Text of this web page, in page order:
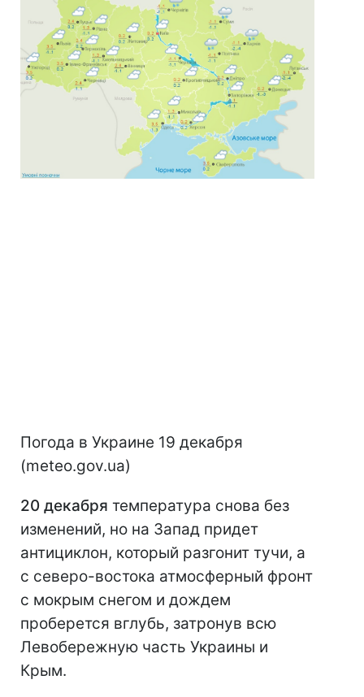
Погода в Украине 19 декабря
(meteo.gov.ua)
20 декабря температура снова без
изменений, но на Запад придет
антициклон, который разгонит тучи, а
с северо-востока атмосферный фронт
с мокрым снегом и дождем
проберется вглубь, затронув всю
Левобережную часть Украины и
Крым.